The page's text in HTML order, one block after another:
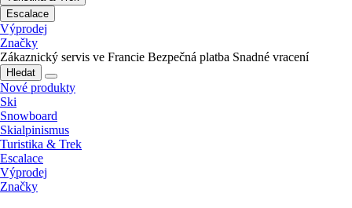
Escalace
Výprodej
Značky
Zákaznický servis ve Francie Bezpečná platba Snadné vracení
Hledat
Nové produkty
Ski
Snowboard
Skialpinismus
Turistika & Trek
Escalace
Výprodej
Značky